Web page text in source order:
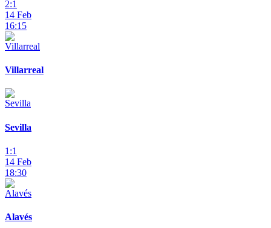
2:1
14 Feb
16:15
Villarreal
Sevilla
1:1
14 Feb
18:30
Alavés